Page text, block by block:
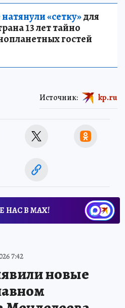
«сетку»для
13 лет тайно
гостей
Источник: kp.ru
НАС В МАХ!
7:42
новые